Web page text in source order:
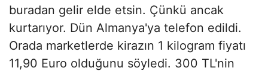
buradan gelir elde etsin. Çünkü ancak
kurtarıyor. Dün Almanya'ya telefon edildi.
Orada marketlerde kirazın 1 kilogram fiyatı
11,90 Euro olduğunu söyledi. 300 TL'nin